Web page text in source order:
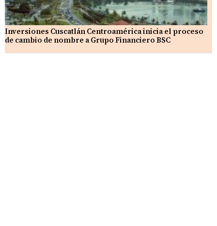
Inversiones Cuscatlán Centroamérica inicia el proceso
de cambio de nombre a Grupo Financiero BSC